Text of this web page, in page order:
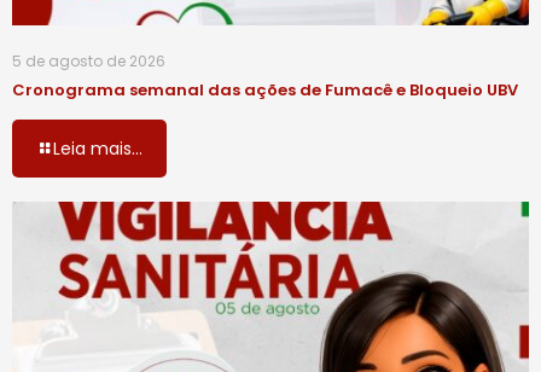
5 de agosto de 2026
Cronograma semanal das ações de Fumacê e Bloqueio UBV
Leia mais...